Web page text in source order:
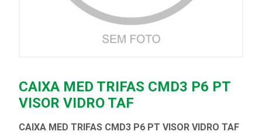
CAIXA MED TRIFAS CMD3 P6 PT
VISOR VIDRO TAF
CAIXA MED TRIFAS CMD3 P6 PT VISOR VIDRO TAF